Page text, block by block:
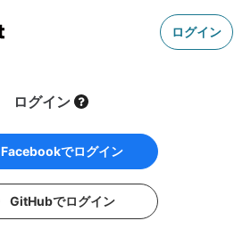
ログイン
ログイン
Facebookでログイン
GitHubでログイン